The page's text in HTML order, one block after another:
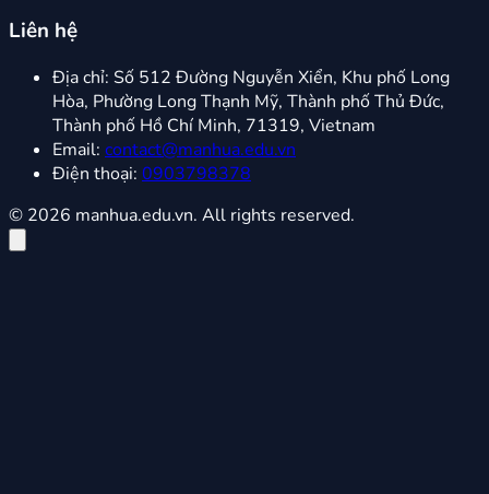
Liên hệ
Địa chỉ: Số 512 Đường Nguyễn Xiển, Khu phố Long
Hòa, Phường Long Thạnh Mỹ, Thành phố Thủ Đức,
Thành phố Hồ Chí Minh, 71319, Vietnam
Email: contact@manhua.edu.vn
Điện thoại: 0903798378
© 2026 manhua.edu.vn. All rights reserved.